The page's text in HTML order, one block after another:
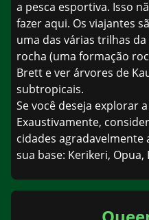
a pesca esportiva. Isso
fazer aqui. Os viajantes
uma das várias trilhas
rocha (uma formação
Brett e ver árvores de
subtropicais.
Se você deseja explorar
Exaustivamente,
cidades
sua base: Kerikeri, Opua,